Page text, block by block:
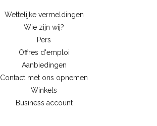
Wettelijke vermeldingen
Wie zijn wij?
Pers
Offres d'emploi
Aanbiedingen
Contact met ons opnemen
Winkels
Business account